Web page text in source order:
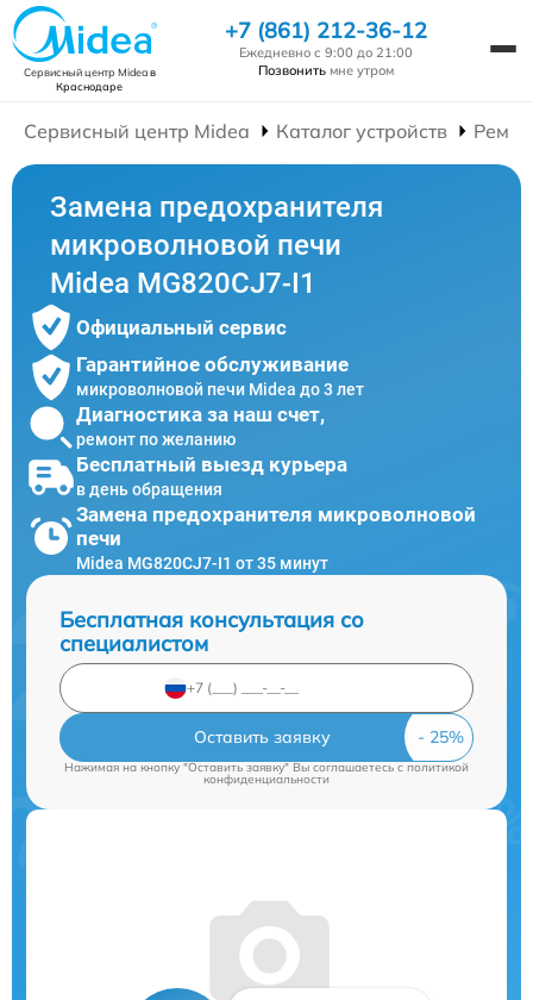
Сервисный центр Mideaв
Краснодаре
+7 (861) 212-36-12
Ежедневно с 9:00 до 21:00
Позвонить мне утром
Сервисный центр Midea Каталог устройств
Замена предохранителя
микроволновой печи
Midea MG820CJ7-I1
Официальный сервис
Гарантийное обслуживание
микроволновой печи Midea до 3 лет
Диагностика за наш счет,
ремонт по желанию
Бесплатный выезд курьера
в день обращения
Замена предохранителя микроволновой
печи
Midea MG820CJ7-I1 от 35 минут
Бесплатная консультация со
специалистом
Оставить заявку
Нажимая на кнопку "Оставить заявку" Вы соглашаетесь cполитикой
конфиденциальности